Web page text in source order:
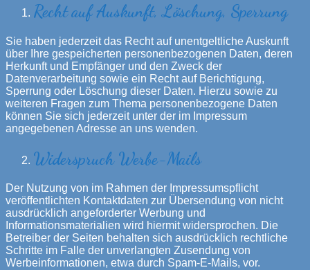
Recht auf Auskunft, Löschung, Sperrung
Sie haben jederzeit das Recht auf unentgeltliche Auskunft
über Ihre gespeicherten personenbezogenen Daten, deren
Herkunft und Empfänger und den Zweck der
Datenverarbeitung sowie ein Recht auf Berichtigung,
Sperrung oder Löschung dieser Daten. Hierzu sowie zu
weiteren Fragen zum Thema personenbezogene Daten
können Sie sich jederzeit unter der im Impressum
angegebenen Adresse an uns wenden.
Widerspruch Werbe-Mails
Der Nutzung von im Rahmen der Impressumspflicht
veröffentlichten Kontaktdaten zur Übersendung von nicht
ausdrücklich angeforderter Werbung und
Informationsmaterialien wird hiermit widersprochen. Die
Betreiber der Seiten behalten sich ausdrücklich rechtliche
Schritte im Falle der unverlangten Zusendung von
Werbeinformationen, etwa durch Spam-E-Mails, vor.